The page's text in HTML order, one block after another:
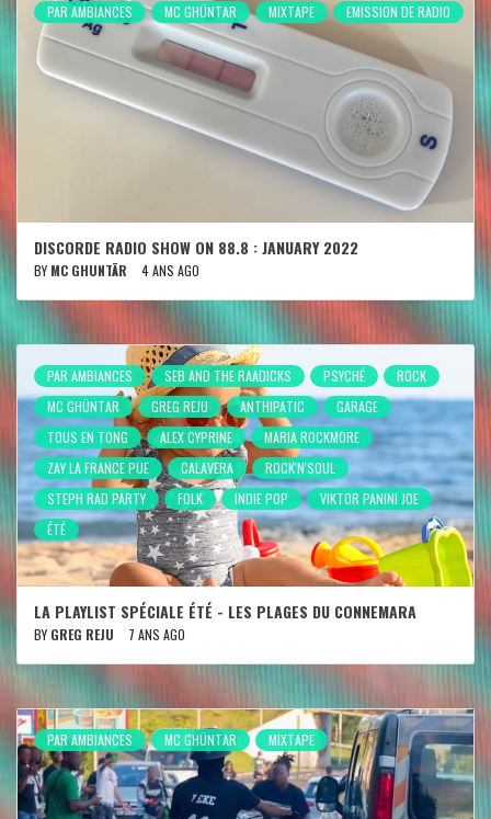
PAR AMBIANCES MC GHÜNTAR MIXTAPE EMISSION DE RADIO
DISCORDE RADIO SHOW ON 88.8 : JANUARY 2022
BY MC GHUNTÄR 4 ANS AGO
PAR AMBIANCES SEB AND THE RAADICKS PSYCHÉ
ROCK
MC GHÜNTAR
GREG REJU ANTHIPATIC
GARAGE
TOUS EN TONG
ALEX CYPRINE
MARIA ROCKMORE
ZAY LA FRANCE PUE
CALAVERA
ROCK'N'SOUL
STEPH RAD PARTY
FOLK INDIE POP
VIKTOR PANINI JOE
ÉTÉ
LA PLAYLIST SPÉCIALE ÉTÉ - LES PLAGES DU CONNEMARA
BY GREG REJU 7 ANS AGO
PAR AMBIANCES MC GHÜNTAR MIXTAPE